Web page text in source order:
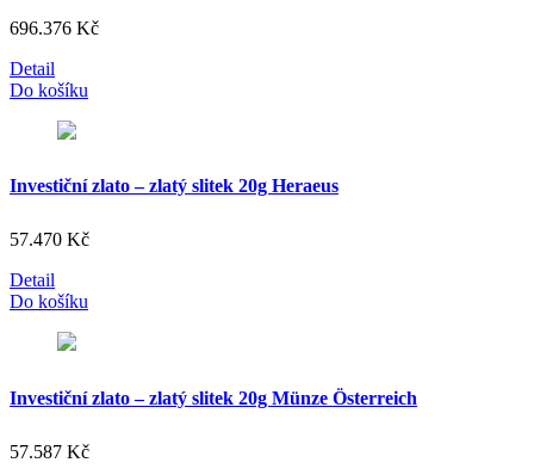
696.376 Kč
Detail
Do košíku
Investiční zlato – zlatý slitek 20g Heraeus
57.470 Kč
Detail
Do košíku
Investiční zlato – zlatý slitek 20g Münze Österreich
57.587 Kč